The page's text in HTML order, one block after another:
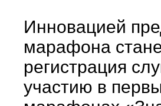
Инновацией
марафона
регистрация
участию в